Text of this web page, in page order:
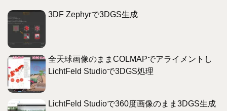
3DF Zephyrで3DGS生成
全天球画像のままCOLMAPでアライメントし
LichtFeld Studioで3DGS処理
LichtFeld Studioで360度画像のまま3DGS生成